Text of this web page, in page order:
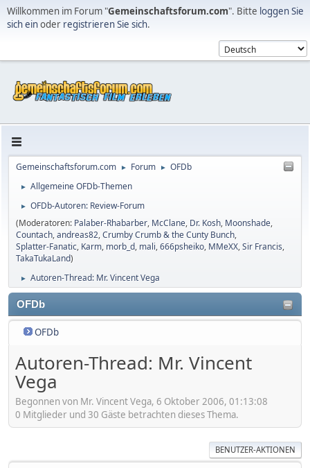
Willkommen im Forum "Gemeinschaftsforum.com". Bitte loggen Sie
sich einoder registrieren Sie sich.
Gemeinschaftsforum.com ► Forum ► OFDb
► Allgemeine OFDb-Themen
►
OFDb-Autoren: Review-Forum
(Moderatoren: Palaber-Rhabarber, McClane, Dr. Kosh, Moonshade,
Countach,andreas82,Crumby Crumb & the Cunty Bunch,
Splatter-Fanatic, Karm, morb_d, mali,666psheiko, MMeXX,Sir Francis,
TakaTukaLand)
► Autoren-Thread: Mr. Vincent Vega
OFDb
OFDb
Autoren-Thread: Mr. Vincent
Vega
Begonnen von Mr. Vincent Vega, 6 Oktober 2006, 01:13:08
0 Mitglieder und 30 Gäste betrachten dieses Thema.
BENUTZER-AKTIONEN